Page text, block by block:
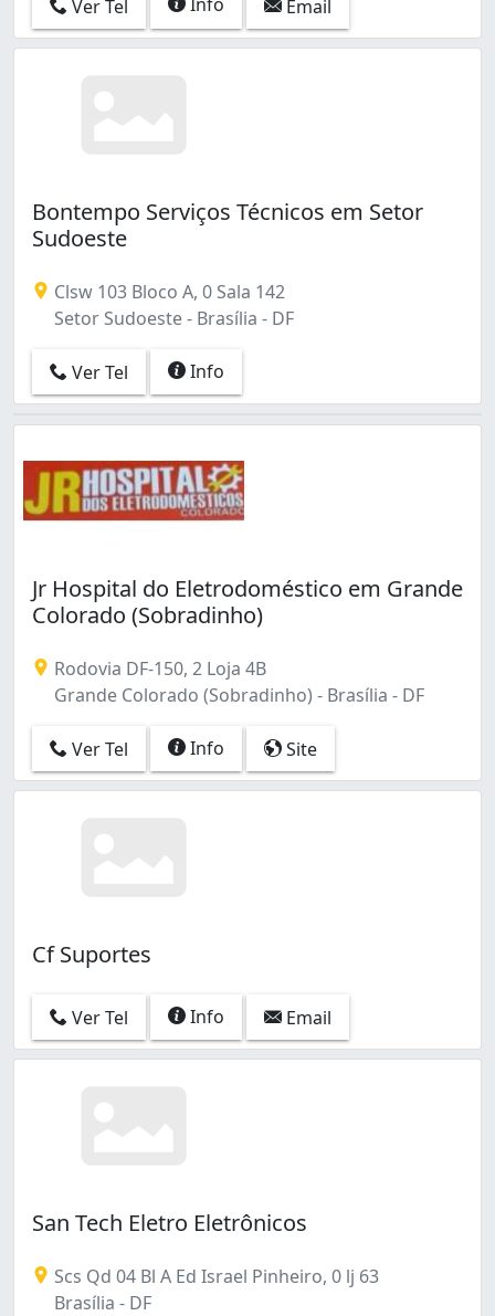
Ver Tel Info Email
Bontempo Serviços Técnicos em Setor
Sudoeste
Clsw 103 Bloco A, 0 Sala 142
Setor Sudoeste - Brasília - DF
Ver Tel Info
Jr Hospital do Eletrodoméstico em Grande
Colorado (Sobradinho)
Rodovia DF-150, 2 Loja 4B
Grande Colorado (Sobradinho) - Brasília - DF
Ver Tel Info Site
Cf Suportes
Ver Tel Info Email
San Tech Eletro Eletrônicos
Scs Qd 04 Bl A Ed Israel Pinheiro, 0 lj 63
Brasília - DF